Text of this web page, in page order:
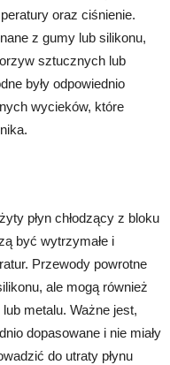
oraz ciśnienie.
z gumy lub silikonu,
sztucznych lub
były odpowiednio
wycieków, które
płyn chłodzący z bloku
być wytrzymałe i
Przewody powrotne
ale mogą również
metalu. Ważne jest,
dopasowane i nie miały
do utraty płynu